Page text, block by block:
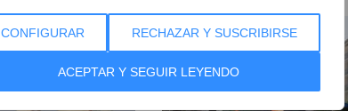
CONFIGURAR RECHAZAR Y SUSCRIBIRSE
ACEPTAR Y SEGUIR LEYENDO